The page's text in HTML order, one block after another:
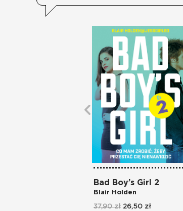
Bad Boy’s Girl 2
Blair Holden
37,90 zł 26,50 zł